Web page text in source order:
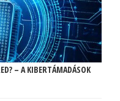
– A KIBERTÁMADÁSOK